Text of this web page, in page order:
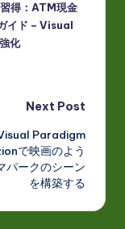
得：ATM現金
イド – Visual
化
Next Post
Paradigm
で映画のよう
パークのシーン
を構築する